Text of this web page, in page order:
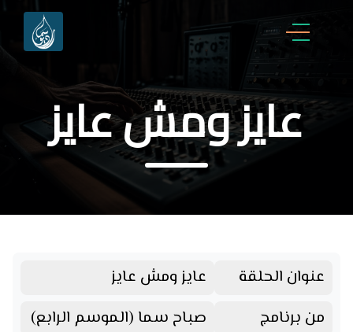
عايز ومش عايز
عنوان الحلقة
عايز ومش عايز
من برنامج
صباح سما (الموسم الرابع)